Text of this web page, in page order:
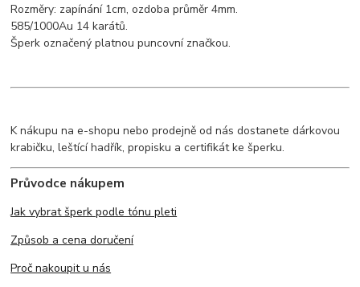
Rozměry: zapínání 1cm, ozdoba průměr 4mm.
585/1000Au 14 karátů.
Šperk označený platnou puncovní značkou.
K nákupu na e-shopu nebo prodejně od nás dostanete dárkovou
krabičku, leštící hadřík, propisku a certifikát ke šperku.
Průvodce nákupem
Jak vybrat šperk podle tónu pleti
Způsob a cena doručení
Proč nakoupit u nás